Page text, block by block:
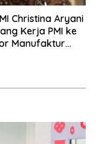
Christina Aryani
Kerja PMI ke
Manufaktur